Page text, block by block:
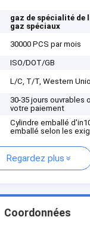
gaz de spécialité de
gaz spéciaux
30000 PCS par mois
ISO/DOT/GB
L/C, T/T, Western
30-35 jours ouvrables
votre paiement
Cylindre emballé
emballé selon les
Regardez plus
Coordonnées